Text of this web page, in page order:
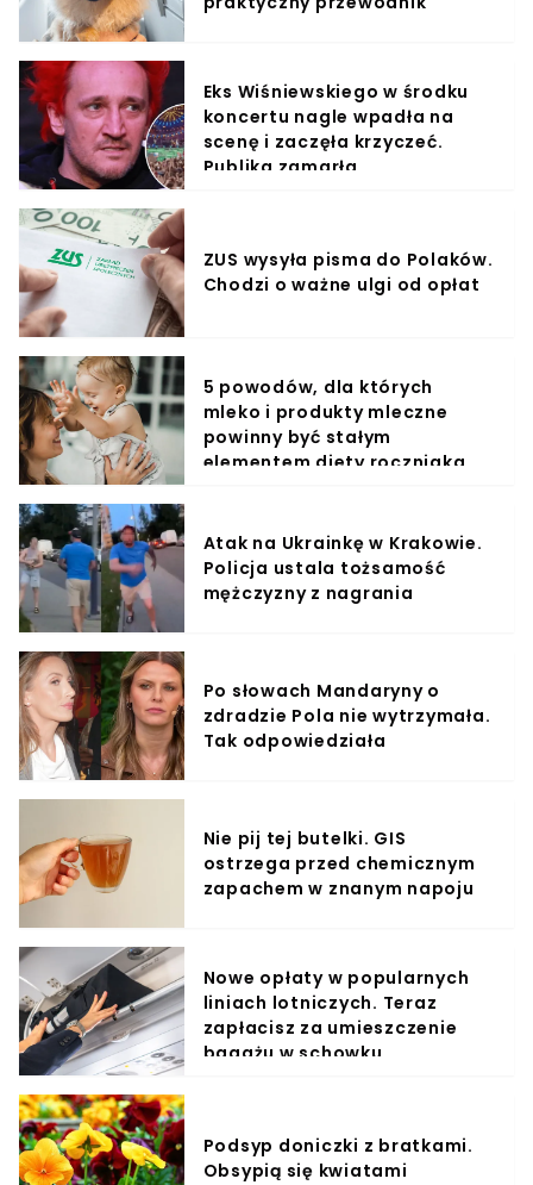
Eks Wiśniewskiego w środku
koncertu nagle wpadła na
scenę i zaczęła krzyczeć.
Publika zamarła
ZUS wysyła pisma do Polaków.
Chodzi o ważne ulgi od opłat
5 powodów, dla których
mleko i produkty mleczne
powinny być stałym
elementem diety roczniaka
Atak na Ukrainkę w Krakowie.
Policja ustala tożsamość
mężczyzny z nagrania
Po słowach Mandaryny o
zdradzie Pola nie wytrzymała.
Tak odpowiedziała
Nie pij tej butelki. GIS
ostrzega przed chemicznym
zapachem w znanym napoju
Nowe opłaty w popularnych
liniach lotniczych. Teraz
zapłacisz za umieszczenie
bagażu w schowku
Podsyp doniczki z bratkami.
Obsypią się kwiatami